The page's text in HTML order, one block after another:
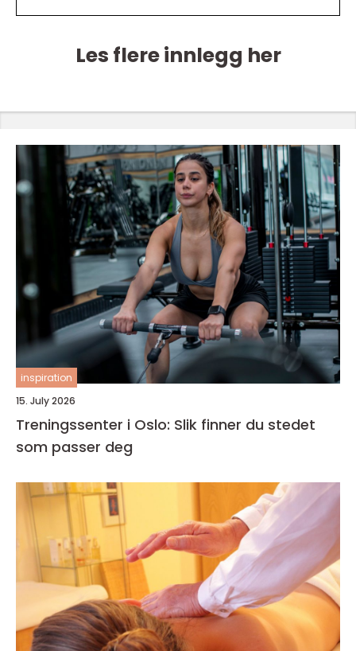
Les flere innlegg her
inspiration
15. July 2026
Treningssenter i Oslo: Slik finner du stedet
som passer deg